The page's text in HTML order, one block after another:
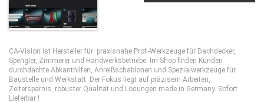
CA-Vision ist Hersteller für praxisnahe Profi-Werkzeuge für Dachdecker,
Spengler, Zimmerer und Handwerksbetriebe. Im Shop finden Kunden
durchdachte Abkanthilfen, Anreißschablonen und Spezialwerkzeuge für
Baustelle und Werkstatt. Der Fokus liegt auf präzisem Arbeiten,
Zeitersparnis, robuster Qualität und Lösungen made in Germany. Sofort
Lieferbar !